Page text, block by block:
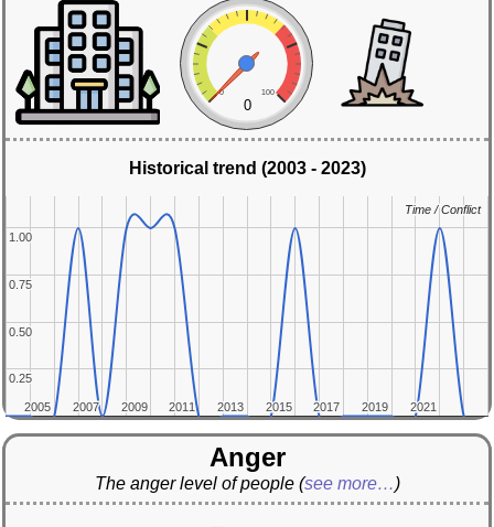
0 100
0
Historical trend (2003 - 2023)
2005
2005 2007
2007 2009
2009 2011
2011 2013
2013 2015
2015 2017
2017 2019
2019 2021
2021
0.25
0.25
0.50
0.50
0.75
0.75
1.00
1.00
Time / Conflict
Time / Conflict
Anger
The anger level of people (see more…)